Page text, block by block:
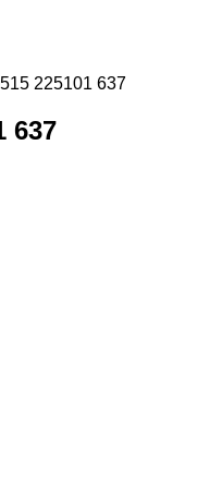
225101 637
637